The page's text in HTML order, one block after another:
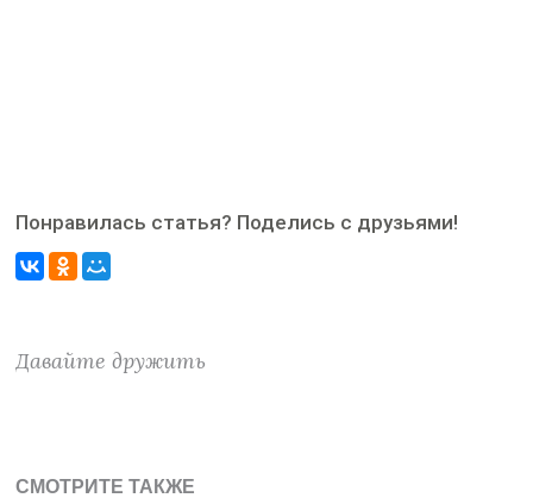
Понравилась статья? Поделись с друзьями!
Давайте дружить
СМОТРИТЕ ТАКЖЕ